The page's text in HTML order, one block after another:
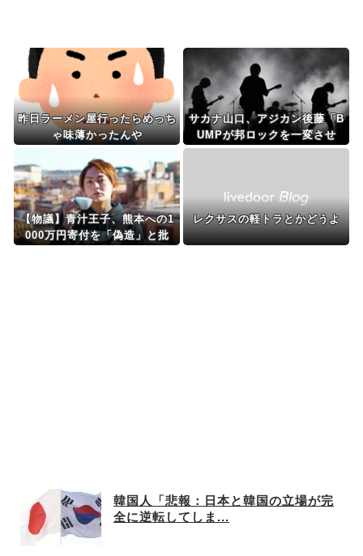
Powered by livedoor 相互RSS
昨日ラーメン屋行ったらめっち
ゃ味薄かったんや
サカナ山口、アジカン後藤「B
UMPが邦ロックを一変させ
た」←これwww
【物議】青汁王子、熊本への1
000万円寄付を「偽造」と批
レクサスの軽トラとかどうよ
韓国人「悲報：日本と韓国の立場が完
全に逆転してしま...